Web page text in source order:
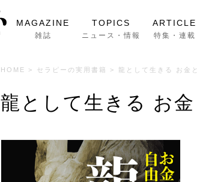
MAGAZINE
雑誌
TOPICS
ニュース・情報
ARTICLE
特集・連載
HOME > セラピーの実用書籍 > 龍として生きる お金
龍として生きる お